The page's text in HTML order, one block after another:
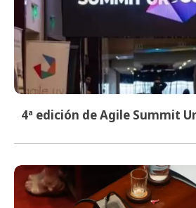
4ª edición de Agile Summit